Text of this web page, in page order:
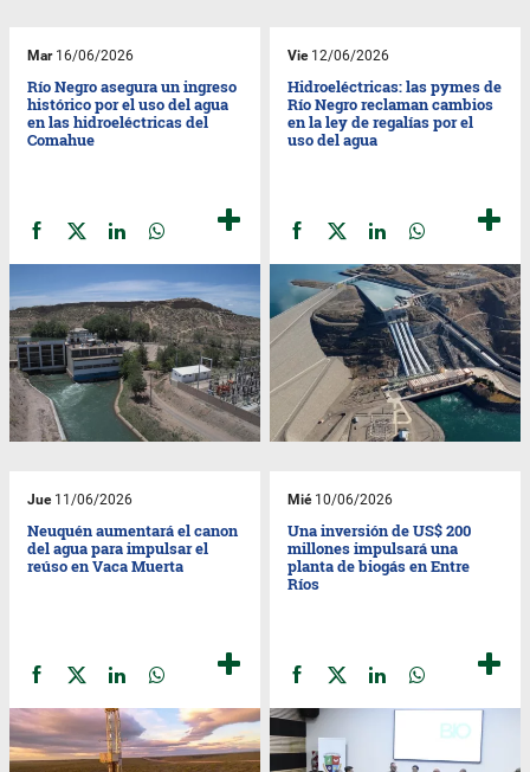
Mar16/06/2026
Río Negro asegura un ingreso
histórico por el uso del agua
en las hidroeléctricas del
Comahue
Vie12/06/2026
Hidroeléctricas: las pymes de
Río Negro reclaman cambios
en la ley de regalías por el
uso del agua
Jue11/06/2026
Neuquén aumentará el canon
del agua para impulsar el
reúso en Vaca Muerta
Mié10/06/2026
Una inversión de US$ 200
millones impulsará una
planta de biogás en Entre
Ríos